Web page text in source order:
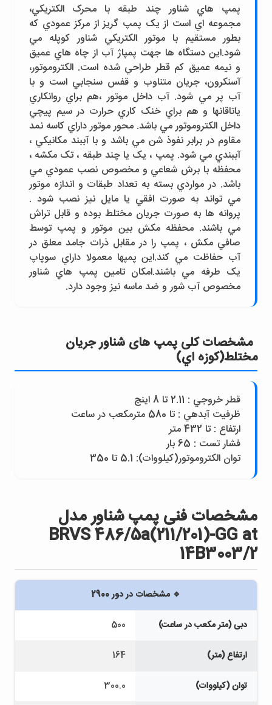
پمپ هاي شناور چند طبقه با محرک الکتريکي،
مجموعه اي است از يک پمپ گريز از مرکز عمودي که
بطور مستقيم با موتور الکتريکي شناور کوپله مي
شود.اين دستگاه ها جهت پمپاژ آب از چاه هاي عميق
و نيمه عميق کم قطر طراحي شده است. الکتروموتور،
آسنکرون، جريان متناوب و قفس سنجابي است و با
آب پر مي شود. آب داخل موتور ،هم براي روانکاري
ياتاقانها و هم براي خنک کاري حرارت در سيم پيچي
داخل الکتروموتور مي باشد. محور موتور داراي کاسه نمد
مقاوم در برابر نفوذ شن مي باشد و با آببند مکانيکي ،
آببندي مي شود. پمپ ، يک يا چند طبقه ، تک مکشه ،
محفظه با برش شعاعي و مخصوص نصب عمودي مي
باشد. در مواردي بسته به تعداد طبقات و اندازه موتور
مي تواند به صورت افقي يا مايل نيز نصب شود .
پروانه ها به صورت جريان مختلط بوده و قابل تراش
مي باشند. محفظه مکش بين موتور و پمپ توسط
صافي مکش ، پمپ را در مقابل ذرات جامد معلق در
آب حفاظت مي کند.اين پمپها معمولا داراي سوپاپ
يک طرفه مي باشند.امکان تامين پمپ هاي شناور
مخصوص آب شور و ضد ماسه نيز وجود دارد.
مشخصات کلی پمپ های شناور جريان
مختلط(کوزه اي)
قطر خروجي : 2.11 تا 8 اينچ
ظرفيت آبدهي : تا 580 مترمکعب در ساعت
ارتفاع : تا 432 متر
فشار تست : 65 بار
توان الکتروموتور(کيلووات): 5.1 تا 350
مشخصات فنی پمپ شناور مدل
BRVS 486/5a(211/201)-GG at
14B3003/2
🔹 مشخصات در دور 2900
دبی (متر مکعب در ساعت) 500
ارتفاع (متر) 164
توان (کیلووات) 300.0